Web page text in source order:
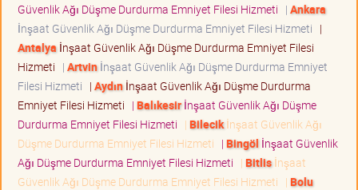
Güvenlik Ağı Düşme Durdurma Emniyet Filesi Hizmeti | Ankara
İnşaat Güvenlik Ağı Düşme Durdurma Emniyet Filesi Hizmeti |
Antalya İnşaat Güvenlik Ağı Düşme Durdurma Emniyet Filesi
Hizmeti | Artvinİnşaat Güvenlik Ağı Düşme Durdurma Emniyet
Filesi Hizmeti | Aydınİnşaat Güvenlik Ağı Düşme Durdurma
Emniyet Filesi Hizmeti | Balıkesirİnşaat Güvenlik Ağı Düşme
Durdurma Emniyet Filesi Hizmeti | Bilecikİnşaat Güvenlik Ağı
Düşme Durdurma Emniyet Filesi Hizmeti | Bingöl İnşaat Güvenlik
Ağı Düşme Durdurma Emniyet Filesi Hizmeti | Bitlisİnşaat
Güvenlik Ağı Düşme Durdurma Emniyet Filesi Hizmeti | Bolu